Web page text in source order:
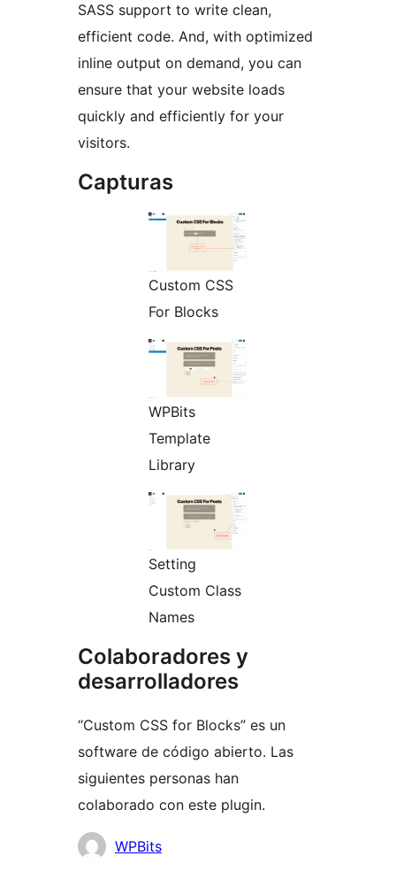
SASS support to write clean,
efficient code. And, with optimized
inline output on demand, you can
ensure that your website loads
quickly and efficiently for your
visitors.
Capturas
Custom CSS
For Blocks
WPBits
Template
Library
Setting
Custom Class
Names
Colaboradores y
desarrolladores
“Custom CSS for Blocks” es un
software de código abierto. Las
siguientes personas han
colaborado con este plugin.
Colaboradores
WPBits